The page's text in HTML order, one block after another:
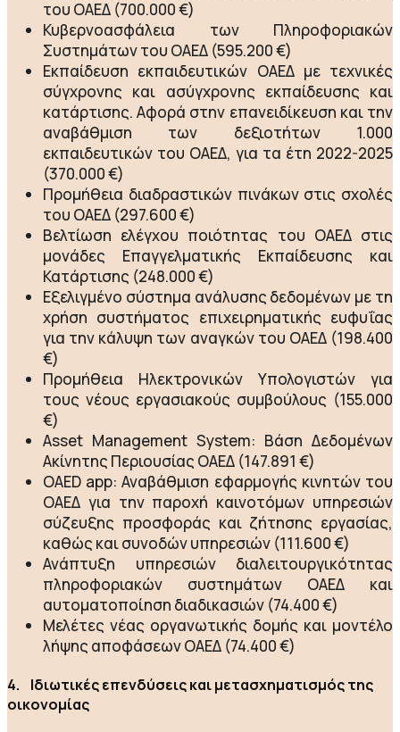
του ΟΑΕΔ (700.000 €)
Κυβερνοασφάλεια των Πληροφοριακών
Συστημάτων του ΟΑΕΔ (595.200 €)
Εκπαίδευση εκπαιδευτικών ΟΑΕΔ με τεχνικές
σύγχρονης και ασύγχρονης εκπαίδευσης και
κατάρτισης. Αφορά στην επανειδίκευση και την
αναβάθμιση των δεξιοτήτων 1.000
εκπαιδευτικών του ΟΑΕΔ, για τα έτη 2022-2025
(370.000 €)
Προμήθεια διαδραστικών πινάκων στις σχολές
του ΟΑΕΔ (297.600 €)
Βελτίωση ελέγχου ποιότητας του ΟΑΕΔ στις
μονάδες Επαγγελματικής Εκπαίδευσης και
Κατάρτισης (248.000 €)
Εξελιγμένο σύστημα ανάλυσης δεδομένων με τη
χρήση συστήματος επιχειρηματικής ευφυΐας
για την κάλυψη των αναγκών του ΟΑΕΔ (198.400
€)
Προμήθεια Ηλεκτρονικών Υπολογιστών για
τους νέους εργασιακούς συμβούλους (155.000
€)
Asset Management System: Βάση Δεδομένων
Ακίνητης Περιουσίας ΟΑΕΔ (147.891 €)
OAED app: Αναβάθμιση εφαρμογής κινητών του
ΟΑΕΔ για την παροχή καινοτόμων υπηρεσιών
σύζευξης προσφοράς και ζήτησης εργασίας,
καθώς και συνοδών υπηρεσιών (111.600 €)
Ανάπτυξη υπηρεσιών διαλειτουργικότητας
πληροφοριακών συστημάτων ΟΑΕΔ και
αυτοματοποίηση διαδικασιών (74.400 €)
Μελέτες νέας οργανωτικής δομής και μοντέλο
λήψης αποφάσεων ΟΑΕΔ (74.400 €)
4. Ιδιωτικές επενδύσεις και μετασχηματισμός της
οικονομίας